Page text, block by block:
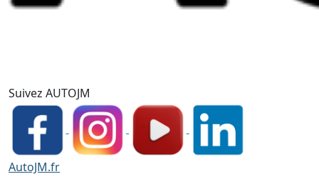
Suivez AUTOJM
AutoJM.fr